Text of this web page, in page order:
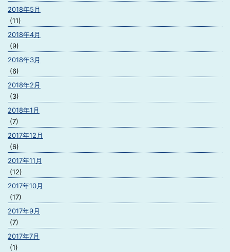
2018年5月
(11)
2018年4月
(9)
2018年3月
(6)
2018年2月
(3)
2018年1月
(7)
2017年12月
(6)
2017年11月
(12)
2017年10月
(17)
2017年9月
(7)
2017年7月
(1)